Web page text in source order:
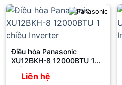
Kích thước
Chiều rộng
Chiều sâu
Khối lượng
Đường ống kính
Môi chất lạnh
Ống chất lỏng
Điều hòa Panasonic
XU12BKH-8 12000BTU 1
chiều Inverter
Liên hệ